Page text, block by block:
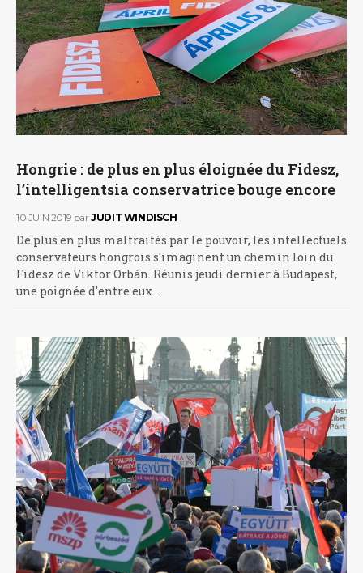
Hongrie : de plus en plus éloignée du Fidesz,
l’intelligentsia conservatrice bouge encore
10 JUIN 2019 parJUDIT WINDISCH
De plus en plus maltraités par le pouvoir, les intellectuels
conservateurs hongrois s'imaginent un chemin loin du
Fidesz de Viktor Orbán. Réunis jeudi dernier à Budapest,
une poignée d'entre eux…